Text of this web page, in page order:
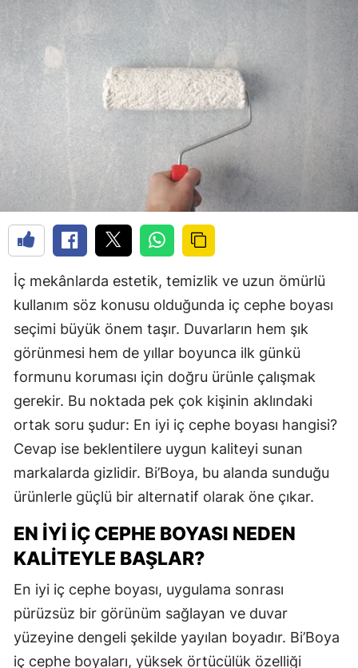
İç mekânlarda estetik, temizlik ve uzun ömürlü
kullanım söz konusu olduğunda iç cephe boyası
seçimi büyük önem taşır. Duvarların hem şık
görünmesi hem de yıllar boyunca ilk günkü
formunu koruması için doğru ürünle çalışmak
gerekir. Bu noktada pek çok kişinin aklındaki
ortak soru şudur: En iyi iç cephe boyası hangisi?
Cevap ise beklentilere uygun kaliteyi sunan
markalarda gizlidir. Bi’Boya, bu alanda sunduğu
ürünlerle güçlü bir alternatif olarak öne çıkar.
EN İYI İÇ CEPHE BOYASI NEDEN
KALITEYLE BAŞLAR?
En iyi iç cephe boyası, uygulama sonrası
pürüzsüz bir görünüm sağlayan ve duvar
yüzeyine dengeli şekilde yayılan boyadır. Bi’Boya
iç cephe boyaları, yüksek örtücülük özelliği